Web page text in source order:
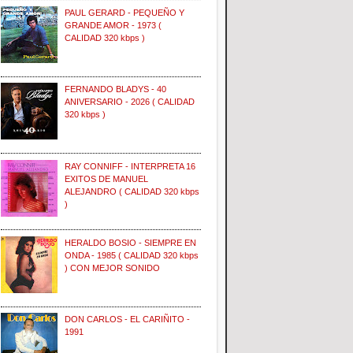
PAUL GERARD - PEQUEÑO Y
GRANDE AMOR - 1973 (
CALIDAD 320 kbps )
FERNANDO BLADYS - 40
ANIVERSARIO - 2026 ( CALIDAD
320 kbps )
RAY CONNIFF - INTERPRETA 16
EXITOS DE MANUEL
ALEJANDRO ( CALIDAD 320 kbps
)
HERALDO BOSIO - SIEMPRE EN
ONDA - 1985 ( CALIDAD 320 kbps
) CON MEJOR SONIDO
DON CARLOS - EL CARIÑITO -
1991